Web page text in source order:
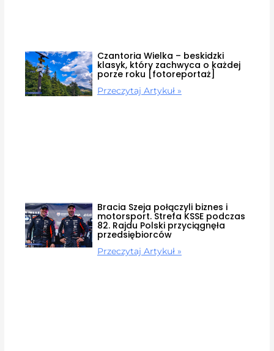
Czantoria Wielka – beskidzki
klasyk, który zachwyca o każdej
porze roku [fotoreportaż]
Przeczytaj Artykuł »
Bracia Szeja połączyli biznes i
motorsport. Strefa KSSE podczas
82. Rajdu Polski przyciągnęła
przedsiębiorców
Przeczytaj Artykuł »